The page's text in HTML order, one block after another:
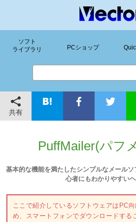
ソフト
ライブラリ
PCショップ
共有
PuffMailer(パフ
基本的な機能を満たしたシンプルなメール
心者にもわかりやすい
ここで紹介しているソフトウェアはPC
め、スマートフォンでダウンロードする